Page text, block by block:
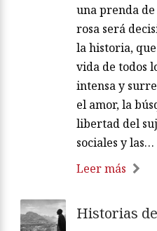
una prenda
rosa será
la historia,
vida de todos
intensa y
el amor, la
libertad del
sociales y las…
Leer más
Historias